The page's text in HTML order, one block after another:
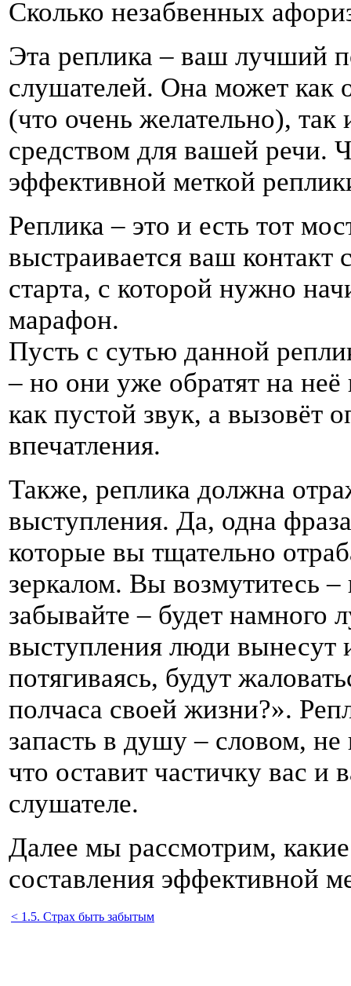
Сколько незабвенных
Эта реплика – ваш лучший
слушателей. Она может как
(что очень желательно),
средством для вашей
эффективной меткой
Реплика – это и есть тот
выстраивается ваш контакт
старта, с которой нужно
марафон.
Пусть с сутью данной
– но они уже обратят на
как пустой звук, а вызовёт
впечатления.
Также, реплика должна
выступления. Да, одна
которые вы тщательно
зеркалом. Вы возмутитесь
забывайте – будет намного
выступления люди вынесут
потягиваясь, будут
полчаса своей жизни?».
запасть в душу – словом, не
что оставит частичку вас
слушателе.
Далее мы рассмотрим,
составления эффективной
< 1.5. Страх быть забытым